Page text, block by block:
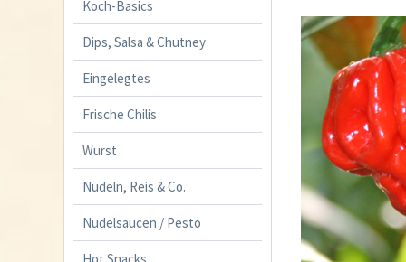
Koch-Basics
Dips, Salsa & Chutney
Eingelegtes
Frische Chilis
Wurst
Nudeln, Reis & Co.
Nudelsaucen / Pesto
Hot Snacks